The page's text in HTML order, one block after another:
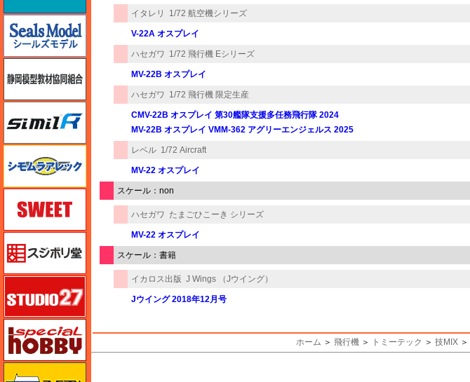
イタレリ 1/72 航空機シリーズ
V-22A オスプレイ
ハセガワ 1/72 飛行機 Eシリーズ
MV-22B オスプレイ
ハセガワ 1/72 飛行機 限定生産
CMV-22B オスプレイ 第30艦隊支援多任務飛行隊 2024
MV-22B オスプレイ VMM-362 アグリーエンジェルス 2025
レベル 1/72 Aircraft
MV-22 オスプレイ
スケール：non
ハセガワ たまごひこーき シリーズ
MV-22 オスプレイ
スケール：書籍
イカロス出版 J Wings （Jウイング）
Jウイング 2018年12月号
ホーム ＞ 飛行機 ＞ トミーテック ＞ 技MIX ＞
シールズモデル
静岡模型協同組合
シモムラアレック
スイート（SWEET）
スタジオ27・タブデザイン
M's PLUS